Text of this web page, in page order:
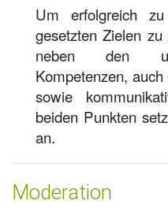
Um erfolgreich
gesetzten Zielen
neben den
Kompetenzen,
sowie
beiden Punkten
an.
Moderation